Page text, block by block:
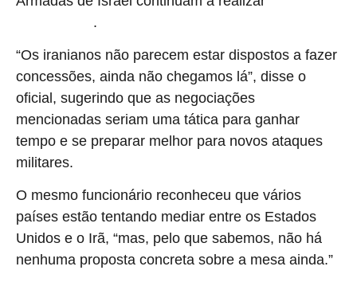
.
“Os iranianos não parecem estar dispostos a fazer
concessões, ainda não chegamos lá”, disse o
oficial, sugerindo que as negociações
mencionadas seriam uma tática para ganhar
tempo e se preparar melhor para novos ataques
militares.
O mesmo funcionário reconheceu que vários
países estão tentando mediar entre os Estados
Unidos e o Irã, “mas, pelo que sabemos, não há
nenhuma proposta concreta sobre a mesa ainda.”